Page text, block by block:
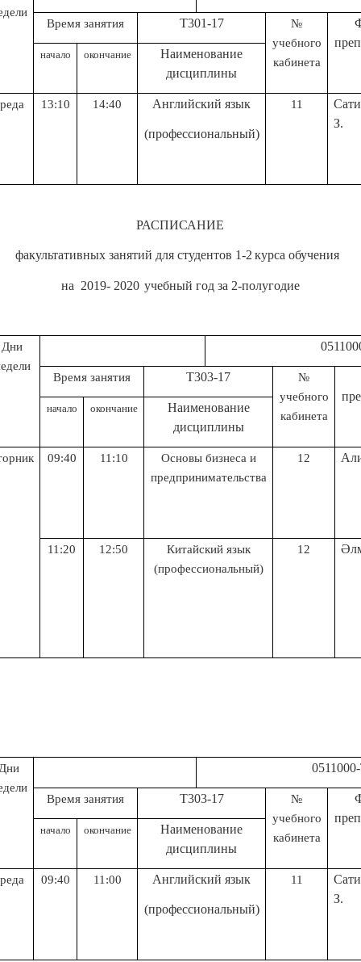
Время занятия Т301-17
№
учебного
кабинета
начало окончание Наименование
дисциплины
13:10 14:40 Английский язык
(профессиональный)
11
З.
РАСПИСАНИЕ
факультативных занятий для студентов 1-2 курса обучения
на 2019- 2020 учебный годза 2-полугодие
Дни
0511000-
Время занятия Т303-17
№
учебного
кабинета
начало окончание Наименование
дисциплины
09:40 11:10
Основы бизнеса и
предпринимательства
12
11:20 12:50
Китайский язык
(профессиональный)
12
0511000-Туризм
Время занятия Т303-17
№
учебного
кабинета
начало окончание Наименование
дисциплины
09:40 11:00 Английский язык
(профессиональный)
11
З.